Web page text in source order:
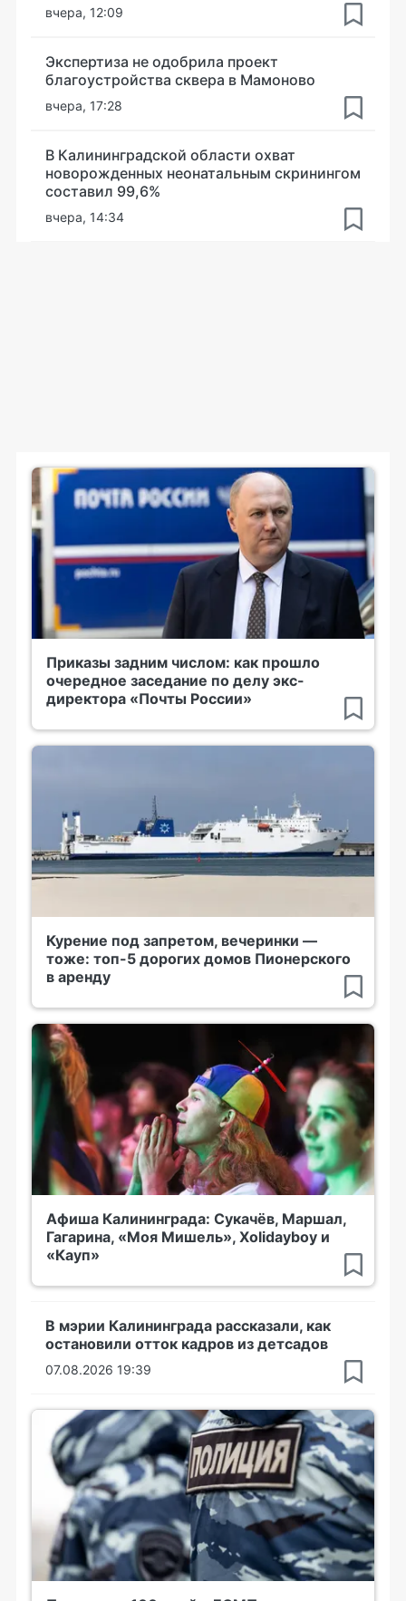
вчера, 12:09
Экспертиза не одобрила проект
благоустройства сквера в Мамоново
вчера, 17:28
В Калининградской области охват
новорожденных неонатальным скринингом
составил 99,6%
вчера, 14:34
Приказы задним числом: как прошло
очередное заседание по делу экс-
директора «Почты России»
Курение под запретом, вечеринки —
тоже: топ-5 дорогих домов Пионерского
в аренду
Афиша Калининграда: Сукачёв, Маршал,
Гагарина, «Моя Мишель», Xolidayboy и
«Кауп»
В мэрии Калининграда рассказали, как
остановили отток кадров из детсадов
07.08.2026 19:39